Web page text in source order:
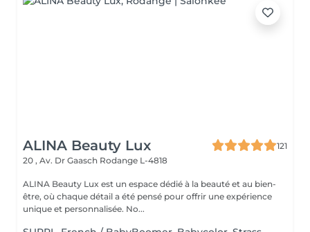
ALINA Beauty Lux
121
20 , Av. Dr Gaasch Rodange L-4818
ALINA Beauty Lux est un espace dédié à la beauté et au bien-
être, où chaque détail a été pensé pour offrir une expérience
unique et personnalisée. No...